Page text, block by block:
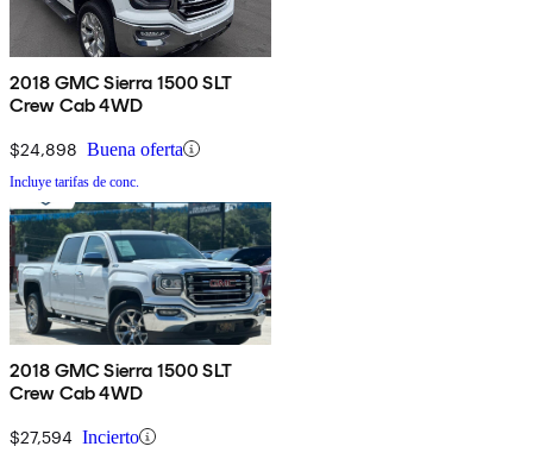
2018 GMC Sierra 1500 SLT
Crew Cab 4WD
$24,898 Buena oferta
Incluye tarifas de conc.
2018 GMC Sierra 1500 SLT
Crew Cab 4WD
$27,594 Incierto